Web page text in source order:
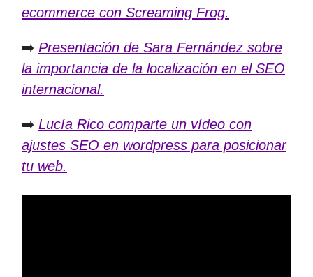
ecommerce con Screaming Frog.
➡️ Presentación de Sara Fernández sobre
la importancia de la localización en el SEO
internacional.
➡️ Lucía Rico comparte un vídeo con
ajustes SEO en wordpress para posicionar
tu web.